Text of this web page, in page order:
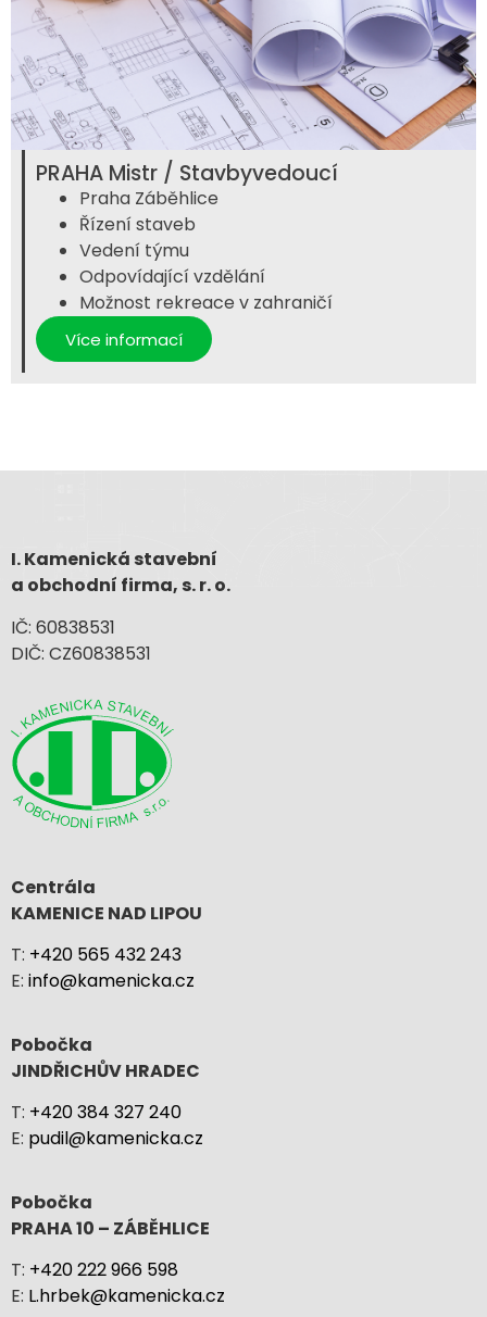
PRAHA Mistr / Stavbyvedoucí
Praha Záběhlice
Řízení staveb
Vedení týmu
Odpovídající vzdělání
Možnost rekreace v zahraničí
Více informací
I. Kamenická stavební
a obchodní firma, s. r. o.
IČ: 60838531
DIČ: CZ60838531
Centrála
KAMENICE NAD LIPOU
T: +420 565 432 243
E: info@kamenicka.cz
Pobočka
JINDŘICHŮV HRADEC
T: +420 384 327 240
E: pudil@kamenicka.cz
Pobočka
PRAHA 10 – ZÁBĚHLICE
T: +420 222 966 598
E: L.hrbek@kamenicka.cz